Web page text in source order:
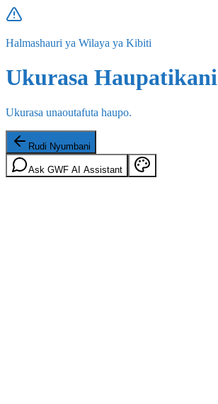
Halmashauri ya Wilaya ya Kibiti
Ukurasa Haupatikani
Ukurasa unaoutafuta haupo.
Rudi Nyumbani
Ask GWF AI Assistant